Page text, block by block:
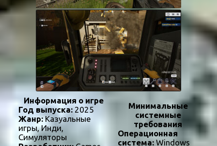
Информация о игре
Год выпуска: 2025
Жанр:Казуальные
игры, Инди,
Симуляторы
Минимальные
системные
требования
Операционная
система:Windows